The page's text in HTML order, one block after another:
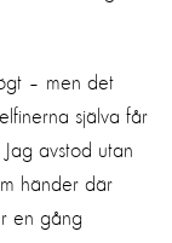
– men det
själva får
avstod utan
händer där
en gång